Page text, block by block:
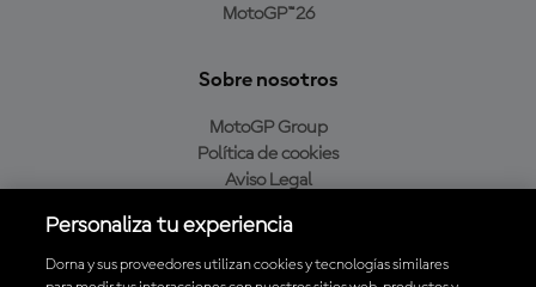
MotoGP™26
Sobre nosotros
MotoGP Group
Política de cookies
Aviso Legal
Política de compra
Personaliza tu experiencia
Dorna y sus proveedores utilizan cookies y tecnologías similares